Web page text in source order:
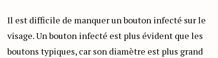
Il est difficile de manquer un bouton infecté sur le
visage. Un bouton infecté est plus évident que les
boutons typiques, car son diamètre est plus grand